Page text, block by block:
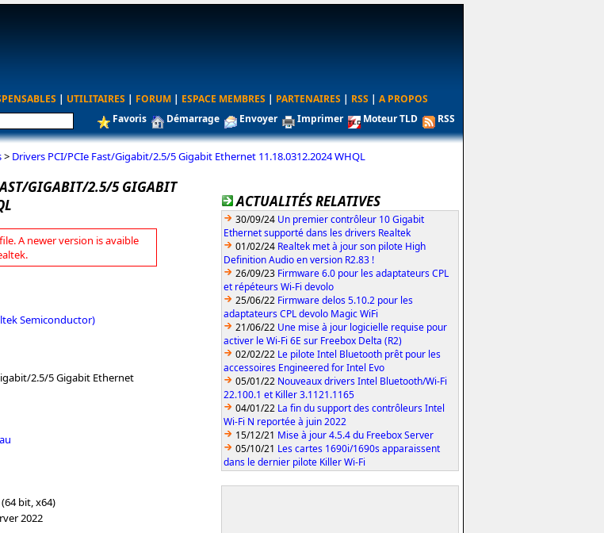
| UTILITAIRES | FORUM | ESPACE MEMBRES | PARTENAIRES | RSS | A PROPOS
Favoris Démarrage Envoyer Imprimer Moteur TLD RSS
> Drivers PCI/PCIe Fast/Gigabit/2.5/5 Gigabit Ethernet 11.18.0312.2024 WHQL
GIGABIT/2.5/5 GIGABIT
A newer version is avaible
Semiconductor)
2.5/5 Gigabit Ethernet
bit, x64)
2022
ACTUALITÉS RELATIVES
30/09/24 Un premier contrôleur 10 Gigabit
Ethernet supporté dans les drivers Realtek
01/02/24 Realtek met à jour son pilote High
Definition Audio en version R2.83 !
26/09/23 Firmware 6.0 pour les adaptateurs CPL
et répéteurs Wi-Fi devolo
25/06/22 Firmware delos 5.10.2 pour les
adaptateurs CPL devolo Magic WiFi
21/06/22 Une mise à jour logicielle requise pour
activer le Wi-Fi 6E sur Freebox Delta (R2)
02/02/22 Le pilote Intel Bluetooth prêt pour les
accessoires Engineered for Intel Evo
05/01/22 Nouveaux drivers Intel Bluetooth/Wi-Fi
22.100.1 et Killer 3.1121.1165
04/01/22 La fin du support des contrôleurs Intel
Wi-Fi N reportée à juin 2022
15/12/21 Mise à jour 4.5.4 du Freebox Server
05/10/21 Les cartes 1690i/1690s apparaissent
dans le dernier pilote Killer Wi-Fi